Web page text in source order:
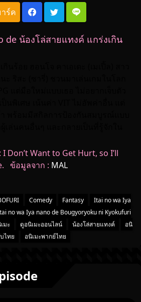
ร์ค
de น้องโล่สายแทงค์ แกร่งเกิน
I Don’t Want to Get Hurt, so I’ll
ข้อมูลจาก : MAL
Comedy Fantasy
Itai no wa Iya
no wa Iya nano de Bougyoryoku ni Kyokufuri
มะ ดูอนิเมะออนไลน์ น้องโล่สายแทงค์
อนิ
ไทย
อนิเมะพากย์ไทย